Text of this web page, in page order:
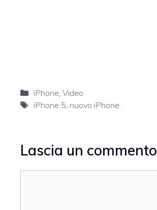
Categorie
iPhone Video
Tag
iPhone 5 nuovo iPhone
Lascia un commento